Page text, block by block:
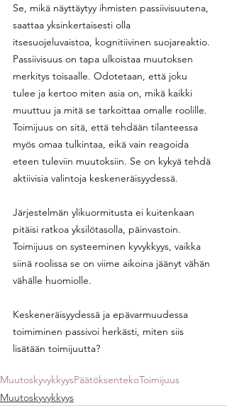
Se, mikä näyttäytyy ihmisten passiivisuutena,
saattaa yksinkertaisesti olla
itsesuojeluvaistoa, kognitiivinen suojareaktio.
Passiivisuus on tapa ulkoistaa muutoksen
merkitys toisaalle. Odotetaan, että joku
tulee ja kertoo miten asia on, mikä kaikki
muuttuu ja mitä se tarkoittaa omalle roolille.
Toimijuus on sitä, että tehdään tilanteessa
myös omaa tulkintaa, eikä vain reagoida
eteen tuleviin muutoksiin. Se on kykyä tehdä
aktiivisia valintoja keskeneräisyydessä.
Järjestelmän ylikuormitusta ei kuitenkaan
pitäisi ratkoa yksilötasolla, päinvastoin.
Toimijuus on systeeminen kyvykkyys, vaikka
siinä roolissa se on viime aikoina jäänyt vähän
vähälle huomiolle.
Keskeneräisyydessä ja epävarmuudessa
toimiminen passivoi herkästi, miten siis
lisätään toimijuutta?
MuutoskyvykkyysPäätöksentekoToimijuus
Muutoskyvykkyys